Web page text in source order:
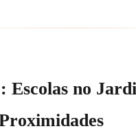
Escolas no